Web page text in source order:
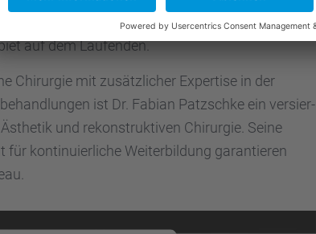
Forums DGPRÄC hält er sich stets über
auf dem Laufen­den.
Chirur­gie mit zusätz­li­cher Exper­tise in der
ist Dr. Fabian Patzschke ein versier­
und rekon­struk­ti­ven Chirur­gie. Seine
für konti­nu­ier­li­che Weiter­bil­dung garan­tie­ren